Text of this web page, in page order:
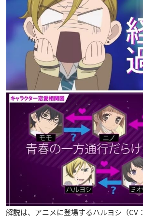
解説は、アニメに登場するハルヨシ（CV：